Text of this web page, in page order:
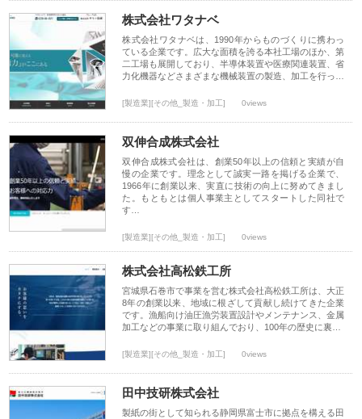
株式会社ワタナベ
株式会社ワタナベは、1990年からものづくりに携わっ
ている企業です。広大な面積を誇る本社工場のほか、第
二工場も展開しており、半導体装置や医療関連装置、省
力化機器などさまざまな機械装置の製造、加工を行っ…
[製造業][その他_製造・加工] 0views
双伸合成株式会社
双伸合成株式会社は、創業50年以上の信頼と実績が自
慢の企業です。理念として誠実一路を掲げる企業で、
1966年に創業以来、実直に技術の向上に努めてきまし
た。もともとは個人事業主としてスタートした同社で
す…
[製造業][その他_製造・加工] 0views
株式会社高松鉄工所
宮城県石巻市で事業を営む株式会社高松鉄工所は、大正
8年の創業以来、地域に根ざして貢献し続けてきた企業
です。漁船向け油圧漁労装置設計やメンテナンス、金属
加工などの事業に取り組んでおり、100年の歴史に裏…
[製造業][その他_製造・加工] 0views
田中技研株式会社
製紙の街として知られる静岡県富士市に拠点を構える田